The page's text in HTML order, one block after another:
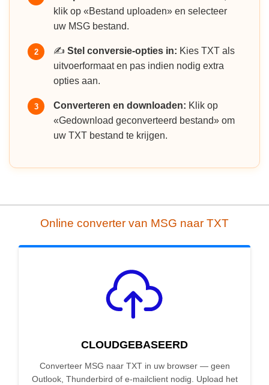
klik op «Bestand uploaden» en selecteer
uw MSG bestand.
2 ✍️ Stel conversie-opties in: Kies TXT als
uitvoerformaat en pas indien nodig extra
opties aan.
3 Converteren en downloaden: Klik op
«Gedownload geconverteerd bestand» om
uw TXT bestand te krijgen.
Online converter van MSG naar TXT
CLOUDGEBASEERD
Converteer MSG naar TXT in uw browser — geen
Outlook, Thunderbird of e-mailclient nodig. Upload het